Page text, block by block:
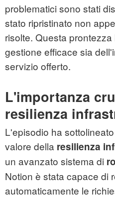
problematici sono stati
stato ripristinato non
risolte. Questa
gestione efficace sia
servizio offerto.
L'importanza
resilienza
L'episodio ha
valore della resilienza
un avanzato sistema di
Notion è stata capace di
automaticamente le